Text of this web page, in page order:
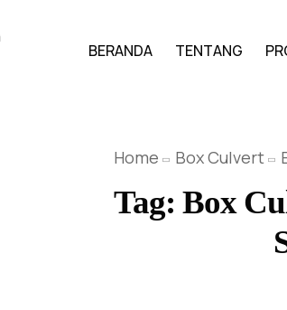
BERANDA TENTANG
Home Box Culvert
Tag:Box